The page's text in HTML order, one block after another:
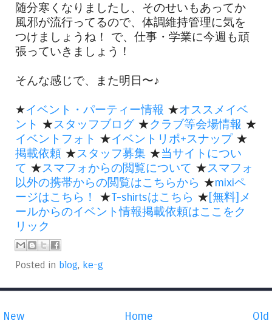
随分寒くなりましたし、そのせいもあってか
風邪が流行ってるので、体調維持管理に気を
つけましょうね！ で、仕事・学業に今週も頑
張っていきましょう！
そんな感じで、また明日〜♪
★イベント・パーティー情報 ★オススメイベ
ント ★スタッフブログ ★クラブ等会場情報 ★
イベントフォト ★イベントリポ+スナップ★
掲載依頼 ★スタッフ募集 ★当サイトについ
て ★スマフォからの閲覧について ★スマフォ
以外の携帯からの閲覧はこちらから ★mixiペ
ージはこちら！
★T-shirtsはこちら ★[無料]メ
ールからのイベント情報掲載依頼はここをク
リック
Posted in blog, ke-g
New Old
Home